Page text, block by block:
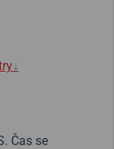
↓
Čas se